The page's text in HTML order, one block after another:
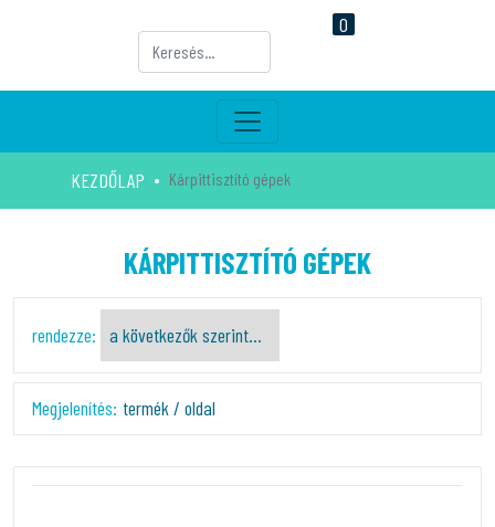
0
KEZDŐLAP Kárpittisztító gépek
KÁRPITTISZTÍTÓ GÉPEK
rendezze:
Megjelenítés: termék / oldal